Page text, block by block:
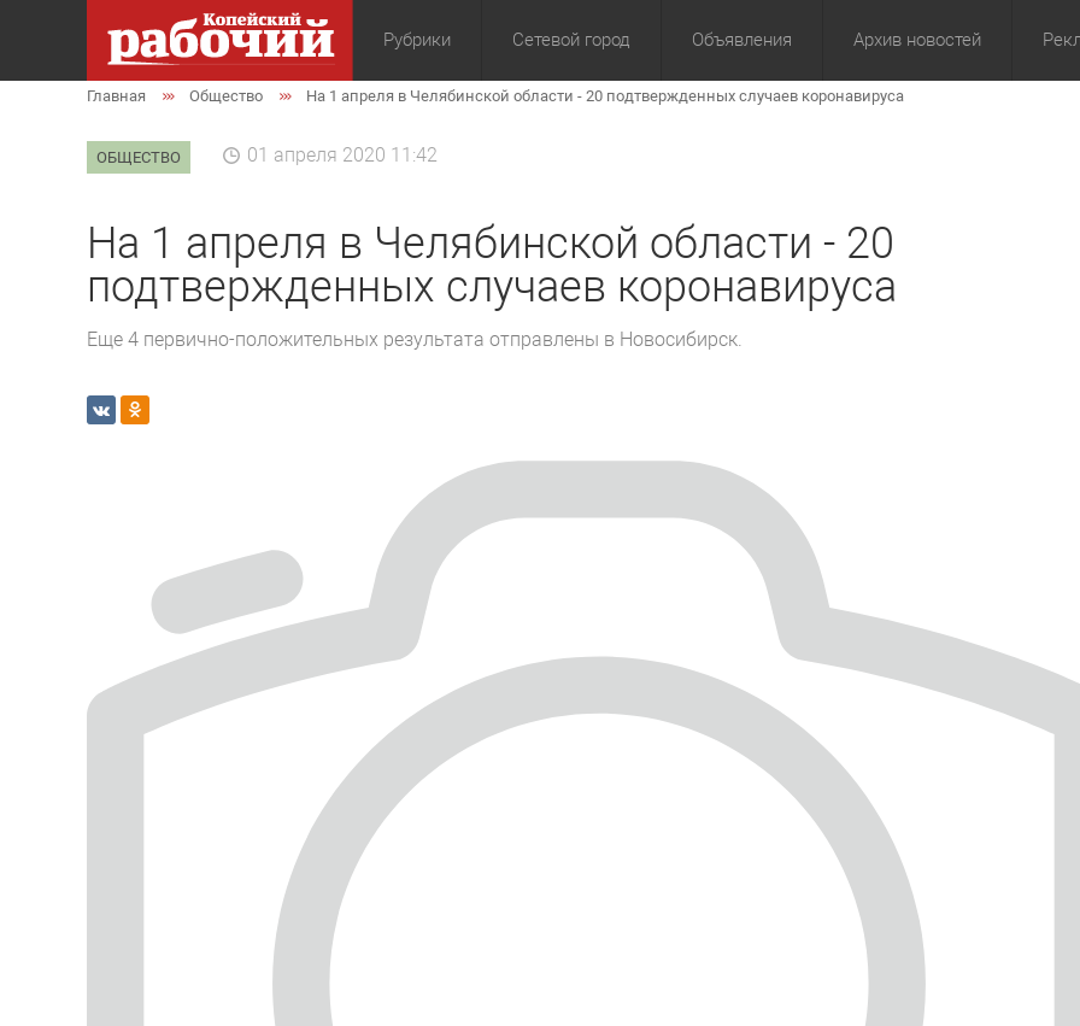
Рубрики
Общество Экономика Культура Политика Спорт
Сетевой город Объявления Архив новостей
За сутки
Главная Общество На 1 апреля в Челябинской области - 20 подтвержденных случаев коронавируса
ОБЩЕСТВО 01 апреля 2020 11:42
На 1 апреля в Челябинской области - 20
подтвержденных случаев коронавируса
Еще 4 первично-положительных результата отправлены в Новосибирск.